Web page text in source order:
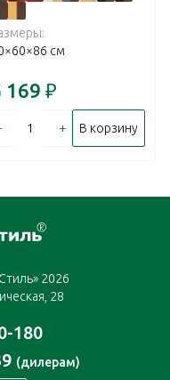
см
169 ₽
+ В корзину
2026
28
180
(дилерам)